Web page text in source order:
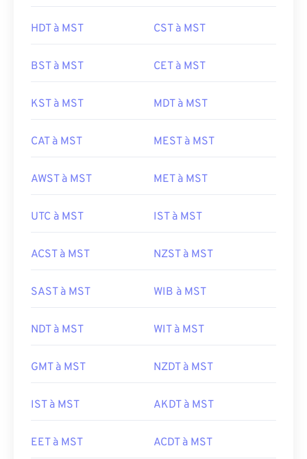
HDT à MST CST à MST
BST à MST CET à MST
KST à MST MDT à MST
CAT à MST MEST à MST
AWST à MST MET à MST
UTC à MST IST à MST
ACST à MST NZST à MST
SAST à MST WIB à MST
NDT à MST WIT à MST
GMT à MST NZDT à MST
IST à MST AKDT à MST
EET à MST ACDT à MST